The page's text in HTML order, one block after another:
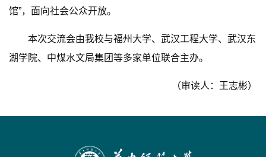
馆”，面向社会公众开放。
本次交流会由我校与福州大学、武汉工程大学、武汉东
湖学院、中煤水文局集团等多家单位联合主办。
（审读人：王志彬）